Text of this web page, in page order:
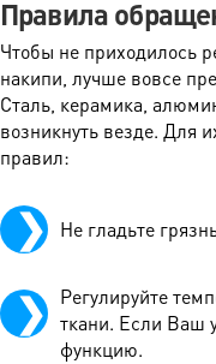
Правила
Чтобы не приходилось
накипи, лучше вовсе
Сталь, керамика,
возникнуть везде. Для
правил:
Не гладьте
Регулируйте
ткани. Если Ваш
функцию.